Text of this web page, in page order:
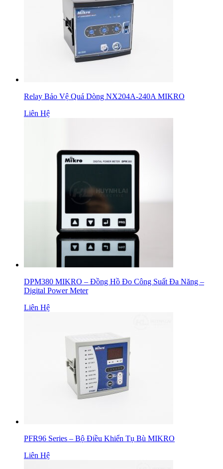
Relay Bảo Vệ Quá Dòng NX204A-240A MIKRO
Liên Hệ
DPM380 MIKRO – Đồng Hồ Đo Công Suất Đa Năng –
Digital Power Meter
Liên Hệ
PFR96 Series – Bộ Điều Khiển Tụ Bù MIKRO
Liên Hệ